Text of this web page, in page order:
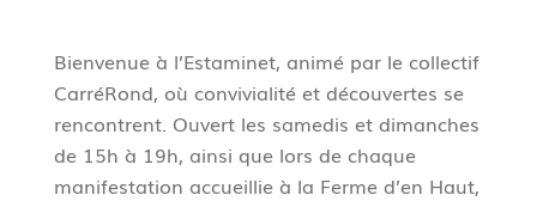
Bienvenue à l’Estaminet, animé par le collectif
CarréRond, où convivialité et découvertes se
rencontrent. Ouvert les samedis et dimanches
de 15h à 19h, ainsi que lors de chaque
manifestation accueillie à la Ferme d’en Haut,